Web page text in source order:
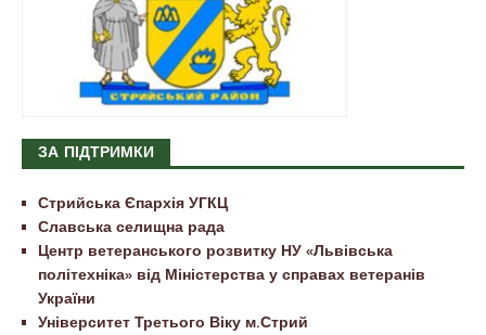
ЗА ПІДТРИМКИ
Стрийська Єпархія УГКЦ
Славська селищна рада
Центр ветеранського розвитку НУ «Львівська
політехніка» від Міністерства у справах ветеранів
України
Університет Третього Віку м.Стрий